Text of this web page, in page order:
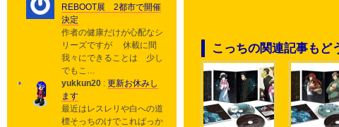
こっちの関連記事もど
REBOOT展 2都市で開催
決定
作者の健康だけが心配なシ
リーズですが 休載に間
我々にできることは 少し
でもこ…
yukkun20 : 更新お休みし
ます
最近はレスレリや白への道
標そっちのけでこればっか